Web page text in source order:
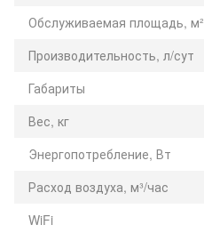
Обслуживаемая площадь, м²
Производительность, л/сут
Габариты
Вес, кг
Энергопотребление, Вт
Расход воздуха, м³/час
WiFi